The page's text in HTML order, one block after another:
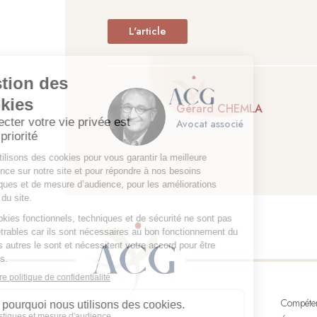
L'article
Gérard CHEMLA
Avocat associé